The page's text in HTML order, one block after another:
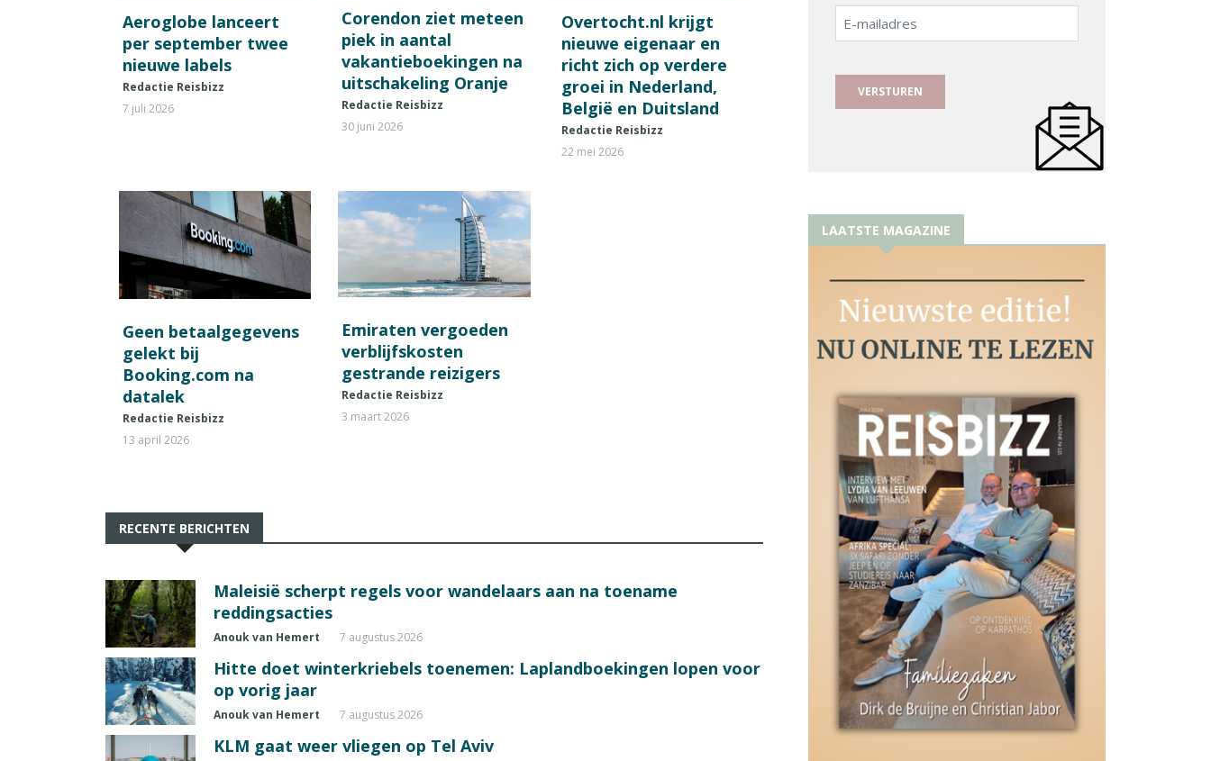
Aeroglobe lanceert
per september twee
nieuwe labels
Redactie Reisbizz
7 juli 2026
Corendon ziet meteen
piek in aantal
vakantieboekingen na
uitschakeling Oranje
Redactie Reisbizz
30 juni 2026
Overtocht.nl krijgt
nieuwe eigenaar en
richt zich op verdere
groei in Nederland,
België en Duitsland
Redactie Reisbizz
22 mei 2026
Geen betaalgegevens
gelekt bij
Booking.com na
datalek
Redactie Reisbizz
13 april 2026
Emiraten vergoeden
verblijfskosten
gestrande reizigers
Redactie Reisbizz
3 maart 2026
RECENTE BERICHTEN
Maleisië scherpt regels voor wandelaars aan na toename
reddingsacties
Anouk van Hemert 7 augustus 2026
Hitte doet winterkriebels toenemen: Laplandboekingen lopen voor
op vorig jaar
Anouk van Hemert 7 augustus 2026
KLM gaat weer vliegen op Tel Aviv
E-
mailadres
LAATSTE MAGAZINE